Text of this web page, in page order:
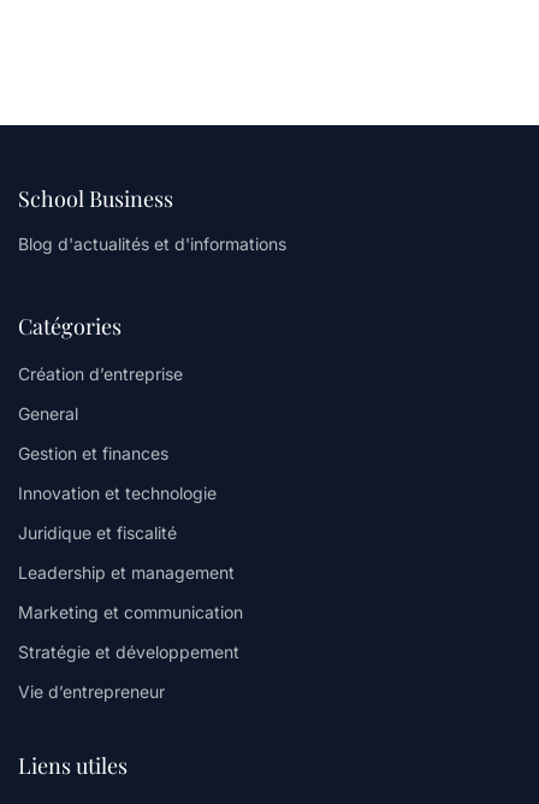
School Business
Blog d'actualités et d'informations
Catégories
Création d’entreprise
General
Gestion et finances
Innovation et technologie
Juridique et fiscalité
Leadership et management
Marketing et communication
Stratégie et développement
Vie d’entrepreneur
Liens utiles